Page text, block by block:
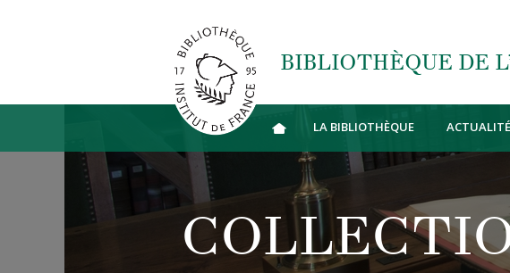
BIBLIOTHÈQUE DE
LA BIBLIOTHÈQUE